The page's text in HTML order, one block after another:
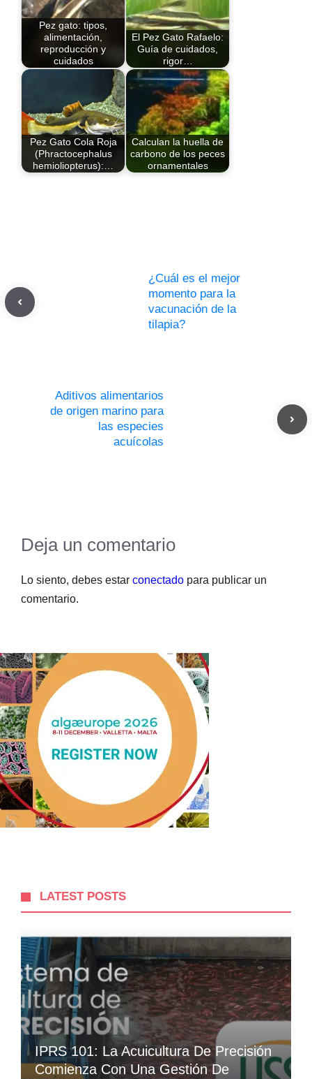
Pez gato: tipos,
alimentación,
reproducción y
cuidados
El Pez Gato Rafaelo:
Guía de cuidados,
rigor…
Pez Gato Cola Roja
(Phractocephalus
hemioliopterus):…
Calculan la huella de
carbono de los peces
ornamentales
¿Cuál es el mejor
momento para la
vacunación de la
tilapia?
Aditivos alimentarios
de origen marino para
las especies
acuícolas
Deja un comentario
Lo siento, debes estar conectado para publicar un
comentario.
LATEST POSTS
IPRS 101: La Acuicultura De Precisión
Comienza Con Una Gestión De